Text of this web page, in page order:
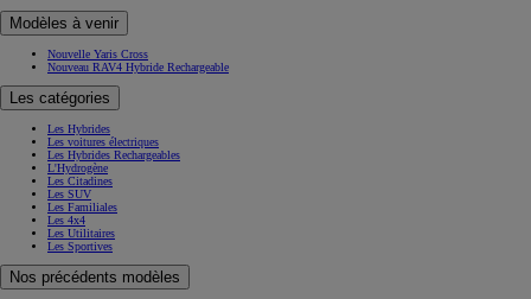
Modèles à venir
Nouvelle Yaris Cross
Nouveau RAV4 Hybride Rechargeable
Les catégories
Les Hybrides
Les voitures électriques
Les Hybrides Rechargeables
L'Hydrogène
Les Citadines
Les SUV
Les Familiales
Les 4x4
Les Utilitaires
Les Sportives
Nos précédents modèles